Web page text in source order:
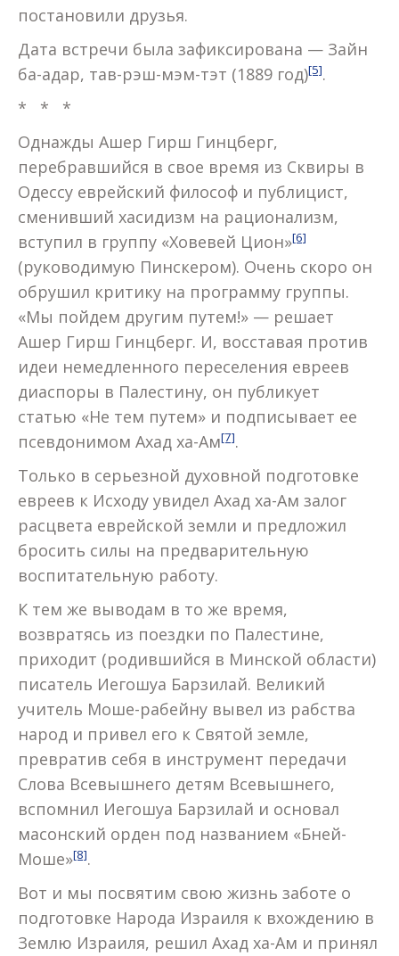
постановили друзья.
Дата встречи была зафиксирована — Зайн
ба-адар, тав-рэш-мэм-тэт (1889 год)[5].
* * *
Однажды Ашер Гирш Гинцберг,
перебравшийся в свое время из Сквиры в
Одессу еврейский философ и публицист,
сменивший хасидизм на рационализм,
вступил в группу «Ховевей Цион»[6]
(руководимую Пинскером). Очень скоро он
обрушил критику на программу группы.
«Мы пойдем другим путем!» — решает
Ашер Гирш Гинцберг. И, восставая против
идеи немедленного переселения евреев
диаспоры в Палестину, он публикует
статью «Не тем путем» и подписывает ее
псевдонимом Ахад ха-Ам[7].
Только в серьезной духовной подготовке
евреев к Исходу увидел Ахад ха-Ам залог
расцвета еврейской земли и предложил
бросить силы на предварительную
воспитательную работу.
К тем же выводам в то же время,
возвратясь из поездки по Палестине,
приходит (родившийся в Минской области)
писатель Иегошуа Барзилай. Великий
учитель Моше-рабейну вывел из рабства
народ и привел его к Святой земле,
превратив себя в инструмент передачи
Слова Всевышнего детям Всевышнего,
вспомнил Иегошуа Барзилай и основал
масонский орден под названием «Бней-
Моше»[8].
Вот и мы посвятим свою жизнь заботе о
подготовке Народа Израиля к вхождению в
Землю Израиля, решил Ахад ха-Ам и принял